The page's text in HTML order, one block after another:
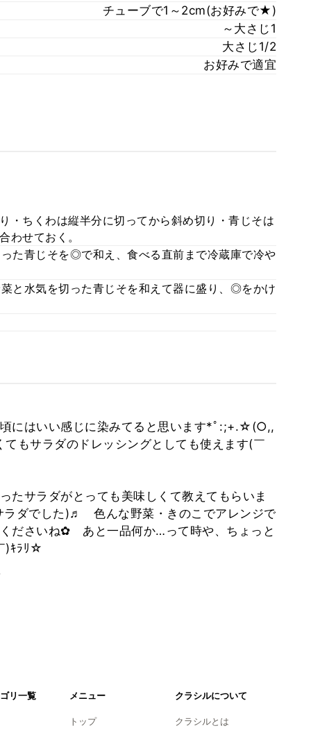
チューブで1～2cm(お好みで★)
～大さじ1
大さじ1/2
お好みで適宜
・ちくわは縦半分に切ってから斜め切り・青じそは
わせておく。
青じそを◎で和え、食べる直前まで冷蔵庫で冷や
水気を切った青じそを和えて器に盛り、◎をかけ
にはいい感じに染みてると思います*ﾟ:;+.☆(○,,
サラダのドレッシングとしても使えます(￣
たサラダがとっても美味しくて教えてもらいま
ラダでした)♬ 色んな野菜・きのこでアレンジで
ださいね✿ あと一品何か…って時や、ちょっと
)ｷﾗﾘ☆
リ一覧 メニュー
トップ
クラシルについて
クラシルとは